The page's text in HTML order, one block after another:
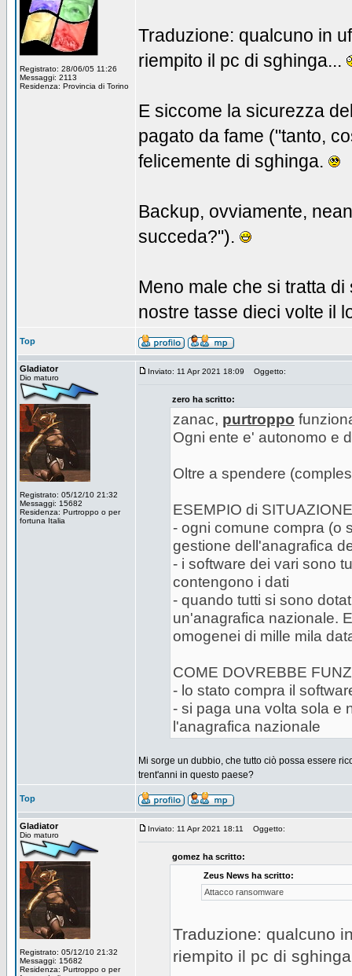
Registrato: 28/06/05 11:26
Messaggi: 2113
Residenza: Provincia di Torino
Traduzione: qualcuno in
riempito il pc di sghinga...
E siccome la sicurezza
pagato da fame ("tanto,
felicemente di sghinga.
Backup, ovviamente,
succeda?").
Meno male che si tratta
nostre tasse dieci volte il
Top
Gladiator
Dio maturo
Registrato: 05/12/10 21:32
Messaggi: 15682
Residenza: Purtroppo o per
fortuna Italia
Inviato: 11 Apr 2021 18:09 Oggetto:
zero ha scritto:
zanac, purtroppo
Ogni ente e' autonomo e
Oltre a spendere
ESEMPIO di
- ogni comune compra (o
gestione dell'anagrafica
- i software dei vari sono
contengono i dati
- quando tutti si sono
un'anagrafica nazionale.
omogenei di mille mila
COME DOVREBBE
- lo stato compra il
- si paga una volta sola e
l'anagrafica nazionale
Mi sorge un dubbio, che tutto ciò possa essere
trent'anni in questo paese?
Top
Gladiator
Dio maturo
Registrato: 05/12/10 21:32
Messaggi: 15682
Residenza: Purtroppo o per
Inviato: 11 Apr 2021 18:11 Oggetto:
gomez ha scritto:
Zeus News ha scritto:
Attacco ransomware
Traduzione: qualcuno
riempito il pc di